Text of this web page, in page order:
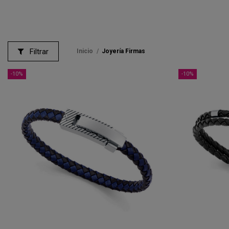
Filtrar Inicio Joyería Firmas
-10% -10%